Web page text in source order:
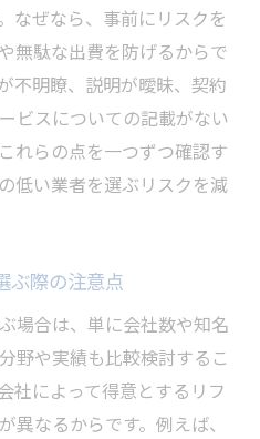
なぜなら、事前にリスクを
無駄な出費を防げるからで
不明瞭、説明が曖昧、契約
ビスについての記載がない
れらの点を一つずつ確認す
低い業者を選ぶリスクを減
ぶ際の注意点
場合は、単に会社数や知名
野や実績も比較検討するこ
社によって得意とするリフ
異なるからです。例えば、